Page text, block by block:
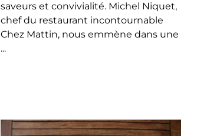
saveurs et convivialité. Michel Niquet,
chef du restaurant incontournable
Chez Mattin, nous emmène dans une
...